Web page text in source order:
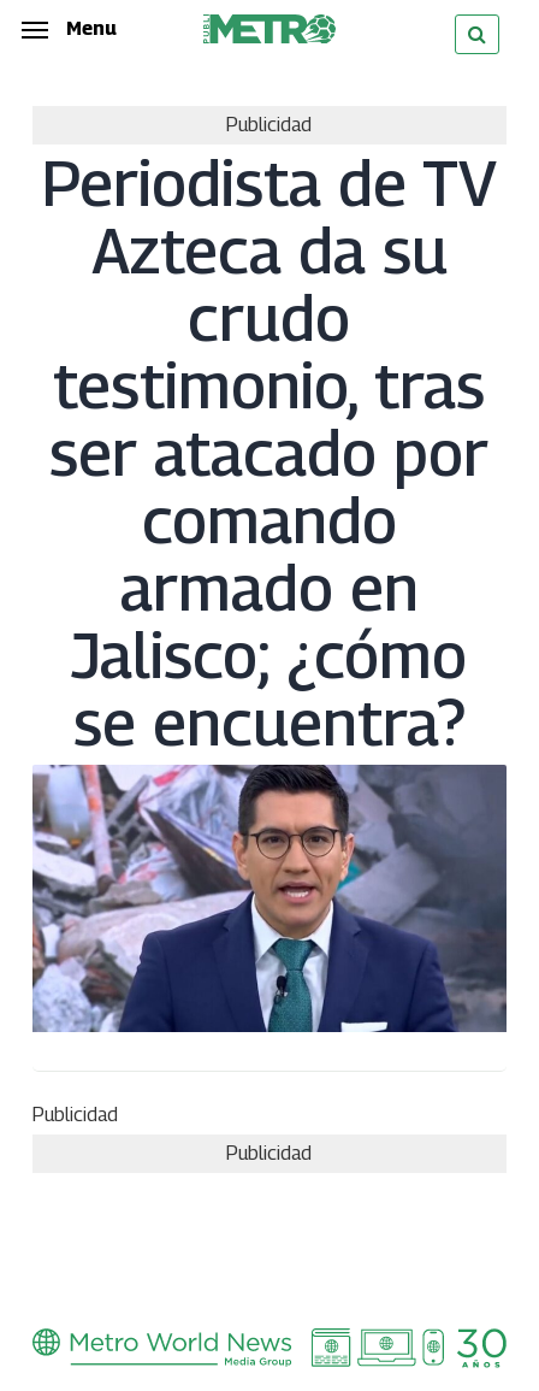
Skip
Menu
Publicidad
Periodista de TV
Azteca da su
crudo
testimonio, tras
ser atacado por
comando
armado en
Jalisco; ¿cómo
se encuentra?
Publicidad
Publicidad
Menu